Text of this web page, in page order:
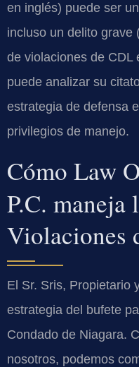
en inglés) puede ser
incluso un delito grave
de violaciones de CDL
puede analizar su
estrategia de defensa
privilegios de manejo.
Cómo Law
P.C. maneja
Violaciones
El Sr. Sris, Propietario
estrategia del bufete
Condado de Niagara.
nosotros, podemos